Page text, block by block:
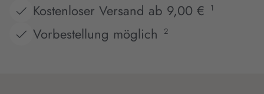
Kostenloser Versand ab 9,00 €
1
Vorbestellung möglich 2